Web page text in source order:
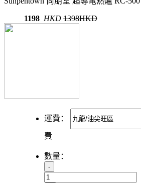
1198 HKD 1398HKD
運費：
費
數量：
-